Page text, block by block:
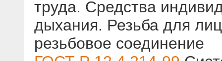
труда. Средства
дыхания. Резьба для
резьбовое соединение